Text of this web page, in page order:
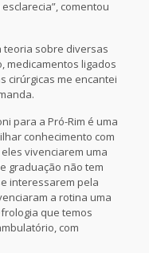
comentou
teoria sobre diversas
medicamentos ligados
cirúrgicas me encantei
para a Pró-Rim é uma
conhecimento com
vivenciarem uma
graduação não tem
interessarem pela
a rotina uma
que temos
com